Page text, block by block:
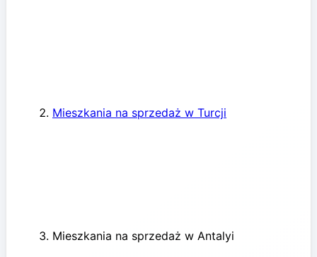
Mieszkania na sprzedaż w Turcji
Mieszkania na sprzedaż w Antalyi